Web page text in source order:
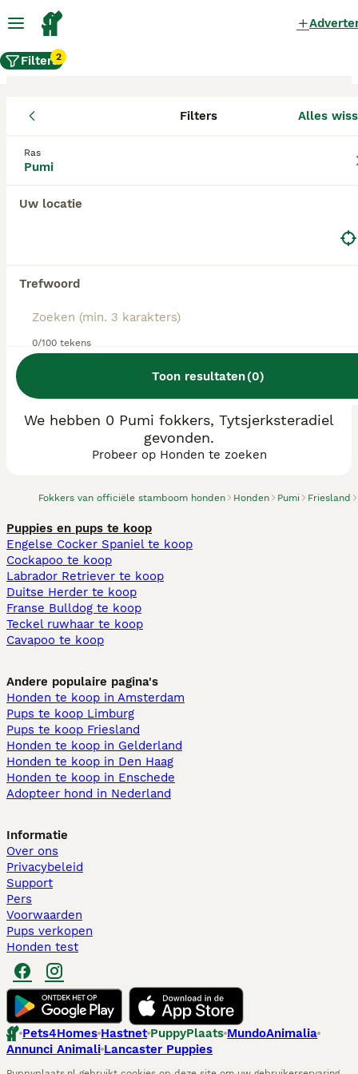
Filters2
Filters Alles
Ras
Pumi
Uw locatie
Trefwoord
0/100 tekens
Toon resultaten(0)
Fokkers van officiële stamboom honden Honden Pumi Friesland
Pumi Fokkers in deze lijst hebben een kopie van
ons aangeleverd, en fokken pups met een
We hebben 0 Pumi fokkers, Tytsjerksteradiel
gevonden.
Probeer op Honden te zoeken
Puppies en pups te koop
Engelse Cocker Spaniel te koop
Cockapoo te koop
Labrador Retriever te koop
Duitse Herder te koop
Franse Bulldog te koop
Teckel ruwhaar te koop
Cavapoo te koop
Andere populaire pagina's
Honden te koop in Amsterdam
Pups te koop Limburg​
Pups te koop Friesland​
Honden te koop in Gelderland
Honden te koop in Den Haag
Honden te koop in Enschede
Adopteer hond in Nederland
Informatie
Over ons
Privacybeleid
Support
Pers
Voorwaarden
Pups verkopen
Honden test
Pets4Homes Hastnet PuppyPlaats MundoAnimalia
Annunci Animali Lancaster Puppies